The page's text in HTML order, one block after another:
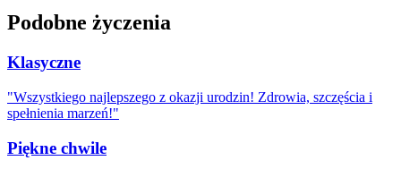
Podobne życzenia
Klasyczne
"Wszystkiego najlepszego z okazji urodzin! Zdrowia, szczęścia i
spełnienia marzeń!"
Piękne chwile